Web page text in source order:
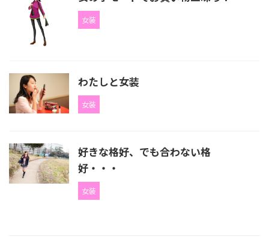
女装
わたしと女装
女装
好きな格好、でも合わない格
好・・・
女装